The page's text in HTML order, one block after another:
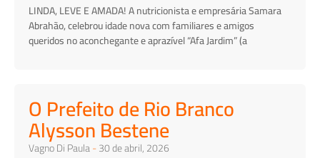
LINDA, LEVE E AMADA! A nutricionista e empresária Samara
Abrahão, celebrou idade nova com familiares e amigos
queridos no aconchegante e aprazível “Afa Jardim” (a
O Prefeito de Rio Branco
Alysson Bestene
Vagno Di Paula 30 de abril, 2026